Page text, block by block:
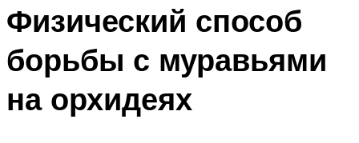
Физический способ
борьбы с муравьями
на орхидеях